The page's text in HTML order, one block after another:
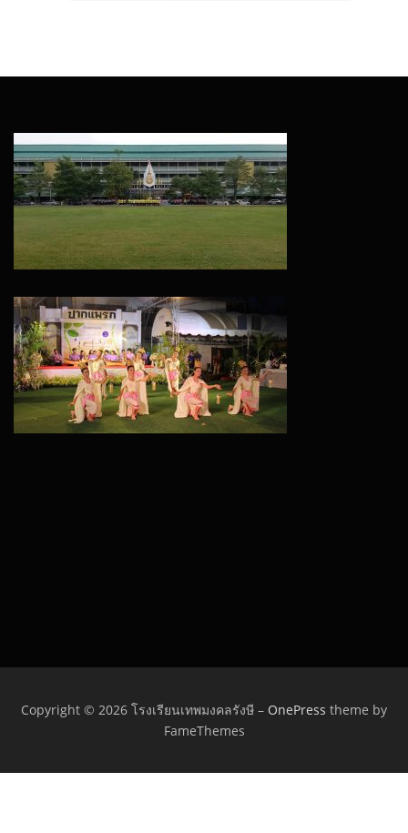
Copyright © 2026 โรงเรียนเทพมงคลรังษี – OnePress theme by
FameThemes